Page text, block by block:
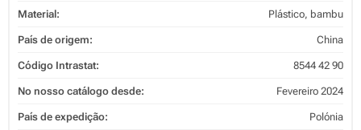
Material: Plástico, bambu
País de origem: China
Código Intrastat: 8544 42 90
No nosso catálogo desde: Fevereiro 2024
País de expedição: Polónia